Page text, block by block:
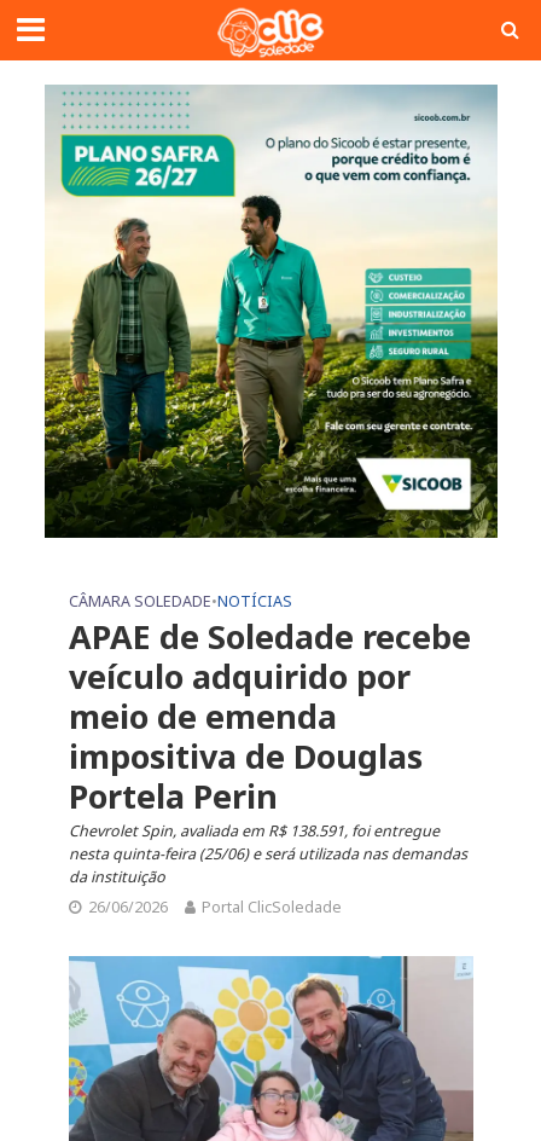
CÂMARA SOLEDADE•NOTÍCIAS
APAE de Soledade recebe
veículo adquirido por
meio de emenda
impositiva de Douglas
Portela Perin
Chevrolet Spin, avaliada em R$ 138.591, foi entregue
nesta quinta-feira (25/06) e será utilizada nas demandas
da instituição
26/06/2026
Portal ClicSoledade